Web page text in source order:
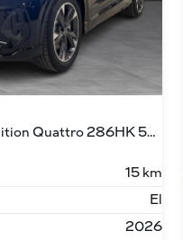
45 E-tron S Line Edition Quattro 286HK 5d Aut.
15 km
El
2026